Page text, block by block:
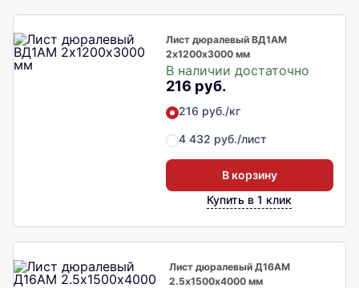
Лист дюралевый ВД1АМ
2х1200х3000 мм
В наличии достаточно
216 руб.
216 руб./кг
4 432 руб./лист
В корзину
Купить в 1 клик
Лист дюралевый Д16АМ
2.5х1500х4000 мм